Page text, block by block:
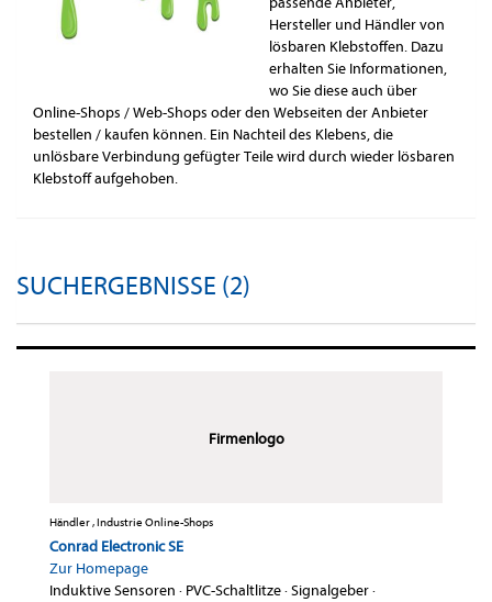
Hersteller und Händler von
lösbaren Klebstoffen. Dazu
erhalten Sie Informationen,
wo Sie diese auch über
Online-Shops / Web-Shops oder den Webseiten der Anbieter
bestellen / kaufen können. Ein Nachteil des Klebens, die
unlösbare Verbindung gefügter Teile wird durch wieder lösbaren
Klebstoff aufgehoben.
SUCHERGEBNISSE (2)
Firmenlogo
Händler , Industrie Online-Shops
Conrad Electronic SE
Zur Homepage
Induktive Sensoren · PVC-Schaltlitze·Signalgeber·